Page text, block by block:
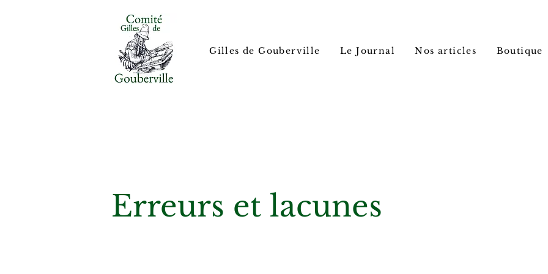
Gilles de Gouberville Le Journal Nos articles Boutique
Erreurs et lacunes